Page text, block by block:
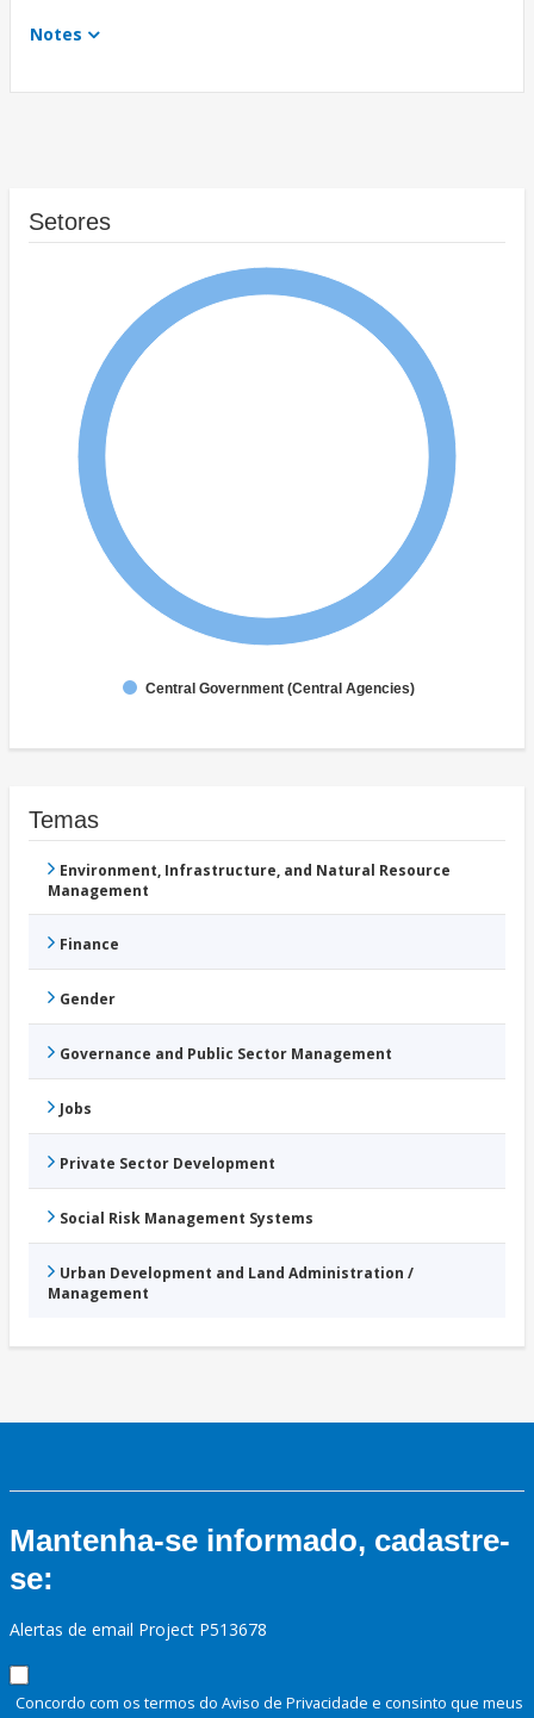
Notes
Setores
Central Government (Central Agencies)
Temas
Environment, Infrastructure, and Natural Resource
Management
Finance
Gender
Governance and Public Sector Management
Jobs
Private Sector Development
Social Risk Management Systems
Urban Development and Land Administration /
Management
Mantenha-se informado, cadastre-
se:
Alertas de email Project P513678
Concordo com os termos do Aviso de Privacidade e consinto que meus